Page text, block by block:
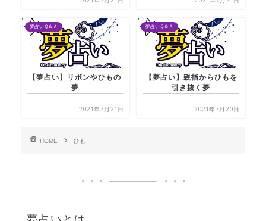
夢占いＱ＆Ａ
【夢占い】リボンやひもの
夢
2021年7月21日
夢占いＱ＆Ａ
【夢占い】親指からひもを
引き抜く夢
2021年7月20日
HOME ひも